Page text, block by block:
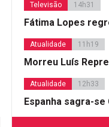
Televisão 14h31
Fátima Lopes
Atualidade 11h19
Morreu Luís
Atualidade 12h33
Espanha sagra-